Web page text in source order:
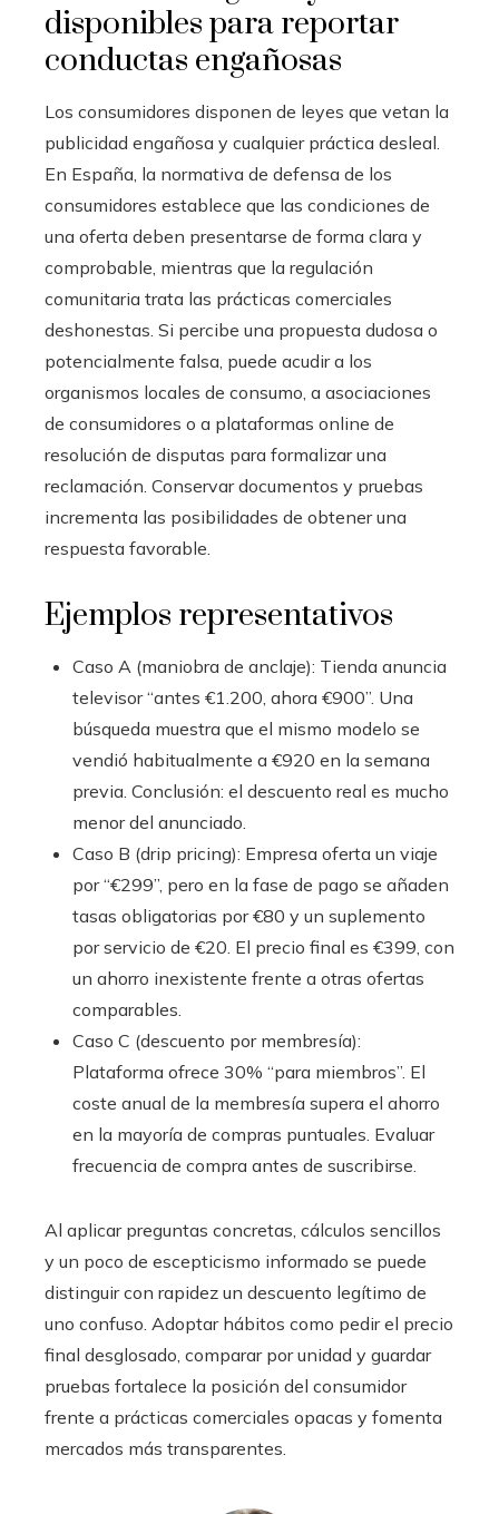
disponibles para reportar
conductas engañosas
Los consumidores disponen de leyes que vetan la
publicidad engañosa y cualquier práctica desleal.
En España, la normativa de defensa de los
consumidores establece que las condiciones de
una oferta deben presentarse de forma clara y
comprobable, mientras que la regulación
comunitaria trata las prácticas comerciales
deshonestas. Si percibe una propuesta dudosa o
potencialmente falsa, puede acudir a los
organismos locales de consumo, a asociaciones
de consumidores o a plataformas online de
resolución de disputas para formalizar una
reclamación. Conservar documentos y pruebas
incrementa las posibilidades de obtener una
respuesta favorable.
Ejemplos representativos
Caso A (maniobra de anclaje): Tienda anuncia
televisor “antes €1.200, ahora €900”. Una
búsqueda muestra que el mismo modelo se
vendió habitualmente a €920 en la semana
previa. Conclusión: el descuento real es mucho
menor del anunciado.
Caso B (drip pricing): Empresa oferta un viaje
por “€299”, pero en la fase de pago se añaden
tasas obligatorias por €80 y un suplemento
por servicio de €20. El precio final es €399, con
un ahorro inexistente frente a otras ofertas
comparables.
Caso C (descuento por membresía):
Plataforma ofrece 30% “para miembros”. El
coste anual de la membresía supera el ahorro
en la mayoría de compras puntuales. Evaluar
frecuencia de compra antes de suscribirse.
Al aplicar preguntas concretas, cálculos sencillos
y un poco de escepticismo informado se puede
distinguir con rapidez un descuento legítimo de
uno confuso. Adoptar hábitos como pedir el precio
final desglosado, comparar por unidad y guardar
pruebas fortalece la posición del consumidor
frente a prácticas comerciales opacas y fomenta
mercados más transparentes.